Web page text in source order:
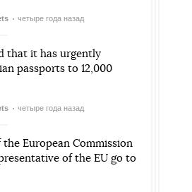
четыре года назад
that it has urgently
passports to 12,000
четыре года назад
European Commission
of the EU go to